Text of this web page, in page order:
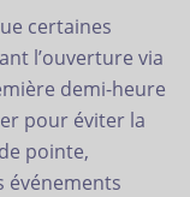
certaines
l’ouverture via
demi-heure
pour éviter la
pointe,
événements